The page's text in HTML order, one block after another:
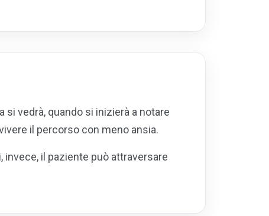
vedrà, quando si inizierà a notare
il percorso con meno ansia.
il paziente può attraversare